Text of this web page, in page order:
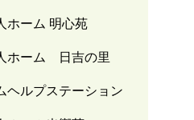
ホーム 明心苑
ホーム 日吉の里
ヘルプステーション